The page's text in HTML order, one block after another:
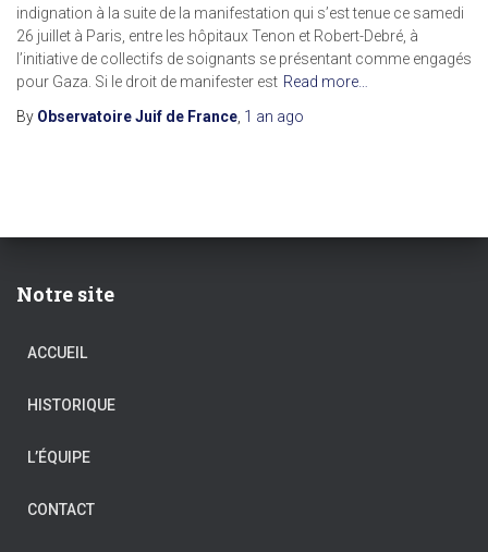
indignation à la suite de la manifestation qui s’est tenue ce samedi
26 juillet à Paris, entre les hôpitaux Tenon et Robert-Debré, à
l’initiative de collectifs de soignants se présentant comme engagés
pour Gaza. Si le droit de manifester est Read more…
By Observatoire Juif de France 1 an ago
Notre site
ACCUEIL
HISTORIQUE
L’ÉQUIPE
CONTACT